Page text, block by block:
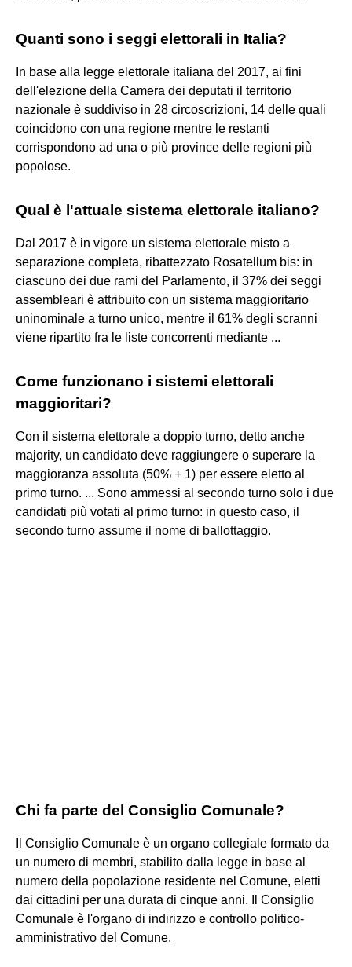
Quanti sono i seggi elettorali in Italia?
In base alla legge elettorale italiana del 2017, ai fini
dell'elezione della Camera dei deputati il territorio
nazionale è suddiviso in 28 circoscrizioni, 14 delle quali
coincidono con una regione mentre le restanti
corrispondono ad una o più province delle regioni più
popolose.
Qual è l'attuale sistema elettorale italiano?
Dal 2017 è in vigore un sistema elettorale misto a
separazione completa, ribattezzato Rosatellum bis: in
ciascuno dei due rami del Parlamento, il 37% dei seggi
assembleari è attribuito con un sistema maggioritario
uninominale a turno unico, mentre il 61% degli scranni
viene ripartito fra le liste concorrenti mediante ...
Come funzionano i sistemi elettorali
maggioritari?
Con il sistema elettorale a doppio turno, detto anche
majority, un candidato deve raggiungere o superare la
maggioranza assoluta (50% + 1) per essere eletto al
primo turno. ... Sono ammessi al secondo turno solo i due
candidati più votati al primo turno: in questo caso, il
secondo turno assume il nome di ballottaggio.
Chi fa parte del Consiglio Comunale?
Il Consiglio Comunale è un organo collegiale formato da
un numero di membri, stabilito dalla legge in base al
numero della popolazione residente nel Comune, eletti
dai cittadini per una durata di cinque anni. Il Consiglio
Comunale è l'organo di indirizzo e controllo politico-
amministrativo del Comune.